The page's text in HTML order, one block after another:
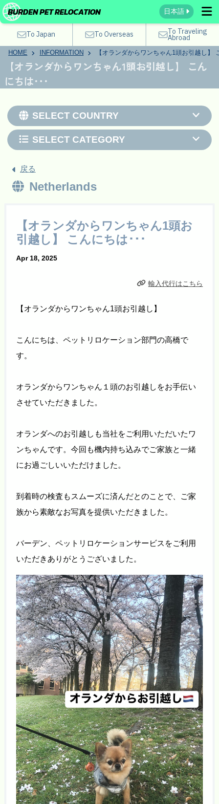
BURDEN PET RELOCATION 日本語
To Japan To Overseas To Traveling
Abroad
HOME INFORMATION 【オランダからワンちゃん1頭お引越し】
【オランダからワンちゃん1頭お引越し】 こん
にちは･･･
SELECT COUNTRY
SELECT CATEGORY
戻る
Netherlands
【オランダからワンちゃん1頭お
引越し】 こんにちは･･･
Apr 18, 2025
輸入代行はこちら
【オランダからワンちゃん1頭お引越し】
こんにちは、ペットリロケーション部門の高橋で
す。
オランダからワンちゃん１頭のお引越しをお手伝い
させていただきました。
オランダへのお引越しも当社をご利用いただいたワ
ンちゃんです。今回も機内持ち込みでご家族と一緒
にお過ごしいいただけました。
到着時の検査もスムーズに済んだとのことで、ご家
族から素敵なお写真を提供いただきました。
バーデン、ペットリロケーションサービスをご利用
いただきありがとうございました。